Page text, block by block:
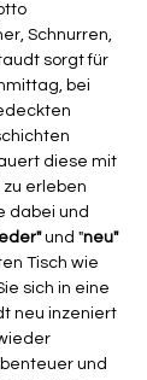
Schnurren,
sorgt für
bei
diese mit
erleben
dabei und
und "neu"
Tisch wie
sich in eine
neu inzeniert
und